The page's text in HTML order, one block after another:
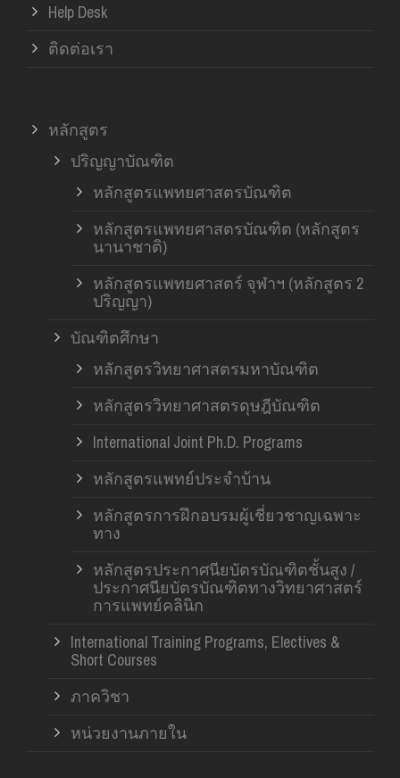
Help Desk
ติดต่อเรา
หลักสูตร
ปริญญาบัณฑิต
หลักสูตรแพทยศาสตรบัณฑิต
หลักสูตรแพทยศาสตรบัณฑิต (หลักสูตร
นานาชาติ)
หลักสูตรแพทยศาสตร์ จุฬาฯ (หลักสูตร 2
ปริญญา)
บัณฑิตศึกษา
หลักสูตรวิทยาศาสตรมหาบัณฑิต
หลักสูตรวิทยาศาสตรดุษฎีบัณฑิต
International Joint Ph.D. Programs
หลักสูตรแพทย์ประจำบ้าน
หลักสูตรการฝึกอบรมผู้เชี่ยวชาญเฉพาะ
ทาง
หลักสูตรประกาศนียบัตรบัณฑิตชั้นสูง /
ประกาศนียบัตรบัณฑิตทางวิทยาศาสตร์
การแพทย์คลินิก
International Training Programs, Electives &
Short Courses
ภาควิชา
หน่วยงานภายใน